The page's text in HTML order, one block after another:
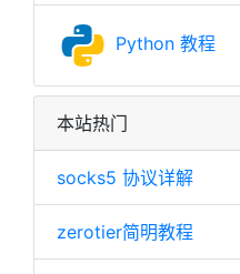
Python 教程
本站热门
socks5 协议详解
zerotier简明教程